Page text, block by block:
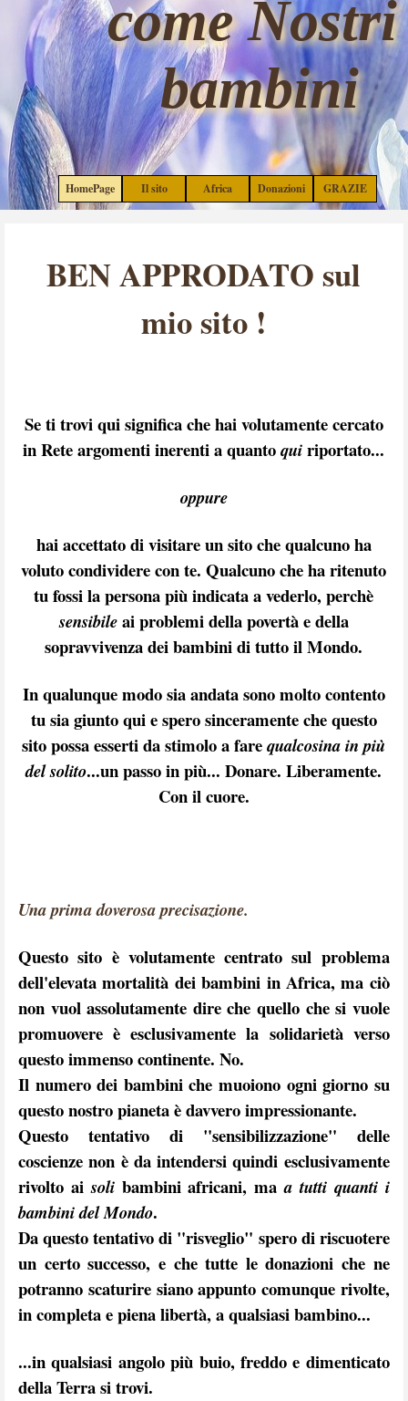
Vai ai contenuti
come Nostri
bambini
Salta menù
HomePage Il sito ▼
Africa ▼
Donazioni ▼
GRAZIE
BEN APPRODATO sul
mio sito !
Se ti trovi qui significa che hai volutamente cercato
in Rete argomenti inerenti a quanto qui riportato...
oppure
hai accettato di visitare un sito che qualcuno ha
voluto condividere con te. Qualcuno che ha ritenuto
tu fossi la persona più indicata a vederlo, perchè
sensibileai problemi della povertàe della
sopravvivenza dei bambinidi tutto il Mondo.
In qualunque modo sia andata sono molto contento
tu sia giunto qui e spero sinceramente che questo
sito possa esserti da stimolo a fare qualcosina in più
del solito...un passo in più... Donare. Liberamente.
Con il cuore.
Una prima doverosa precisazione.
Questo sito è volutamente centrato sul problema
dell'elevata mortalità dei bambini in Africa, ma ciò
non vuol assolutamente dire che quello che si vuole
promuovere è esclusivamente la solidarietà verso
questo immenso continente. No.
Il numero dei bambini che muoiono ogni giorno su
questo nostro pianeta è davveroimpressionante.
Questo tentativo di "sensibilizzazione" delle
coscienze non è da intendersi quindi esclusivamente
rivolto ai soli bambini africani, ma a tutti quanti i
bambini del Mondo.
Da questo tentativo di "risveglio" spero di riscuotere
un certo successo, e che tutte le donazioni che ne
potranno scaturire siano appunto comunque rivolte,
in completa e piena libertà, a qualsiasi bambino...
...in qualsiasi angolo più buio, freddo e dimenticato
della Terra si trovi.